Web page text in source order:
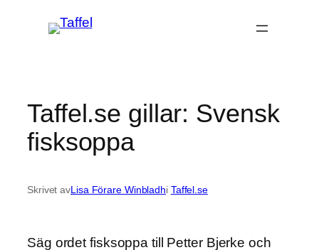
Taffel.se gillar: Svensk
fisksoppa
Skrivet avLisa Förare Winbladhi Taffel.se
Säg ordet fisksoppa till Petter Bjerke och